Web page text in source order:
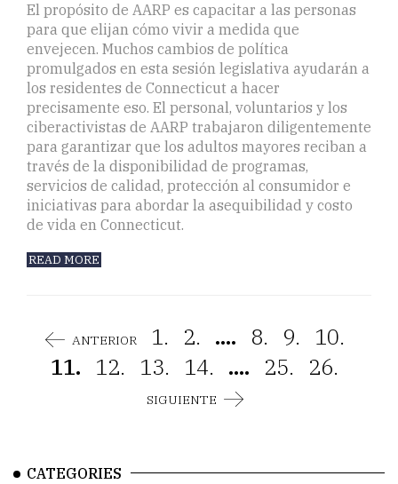
El propósito de AARP es capacitar a las personas
para que elijan cómo vivir a medida que
envejecen. Muchos cambios de política
promulgados en esta sesión legislativa ayudarán a
los residentes de Connecticut a hacer
precisamente eso. El personal, voluntarios y los
ciberactivistas de AARP trabajaron diligentemente
para garantizar que los adultos mayores reciban a
través de la disponibilidad de programas,
servicios de calidad, protección al consumidor e
iniciativas para abordar la asequibilidad y costo
de vida en Connecticut.
READ MORE
ANTERIOR 1. 2. .... 8. 9.
10.
11. 12. 13. 14. .... 25. 26.
SIGUIENTE
CATEGORIES